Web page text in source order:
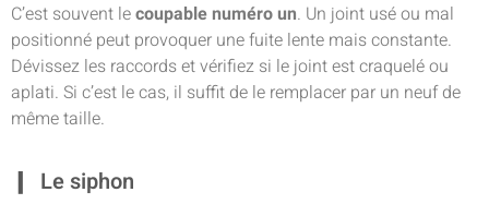
C’est souvent lecoupable numéro un. Un joint usé ou mal
positionné peut provoquer une fuite lente mais constante.
Dévissez les raccords et vérifiez si le joint est craquelé ou
aplati. Si c’est le cas, il suffit de le remplacer par un neuf de
même taille.
Le siphon